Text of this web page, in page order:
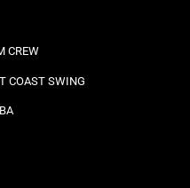
CREW
COAST SWING